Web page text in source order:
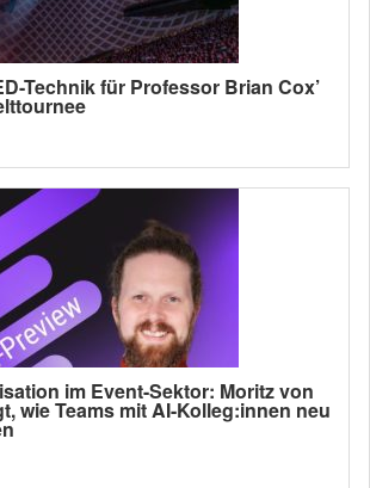
Technik für Professor Brian Cox’
im Event-Sektor: Moritz von
wie Teams mit AI-Kolleg:innen neu